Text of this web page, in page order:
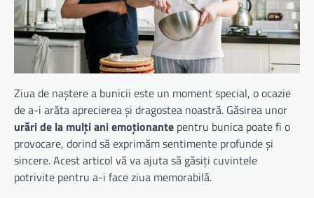
Ziua de naștere a bunicii este un moment special, o ocazie
de a-i arăta aprecierea și dragostea noastră. Găsirea unor
urări de la mulți ani emoționante pentru bunica poate fi o
provocare, dorind să exprimăm sentimente profunde și
sincere. Acest articol vă va ajuta să găsiți cuvintele
potrivite pentru a-i face ziua memorabilă.